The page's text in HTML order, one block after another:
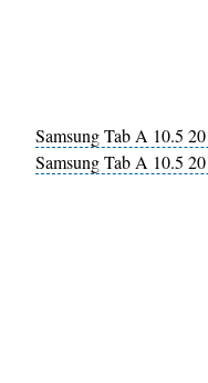
Samsung Tab A 10.5
Samsung Tab A 10.5